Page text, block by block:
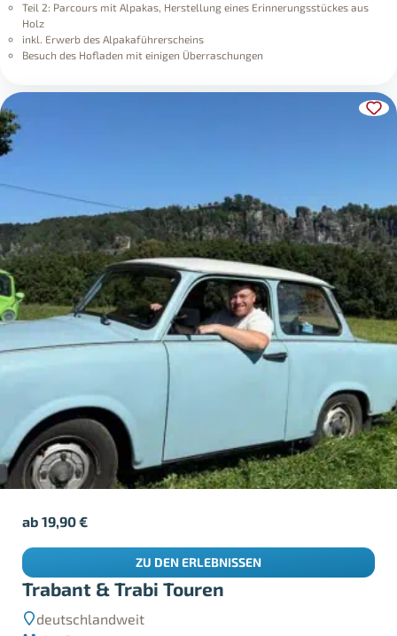
Teil 2: Parcours mit Alpakas, Herstellung eines Erinnerungsstückes aus
Holz
inkl. Erwerb des Alpakaführerscheins
Besuch des Hofladen mit einigen Überraschungen
Trabant & Trabi Touren
deutschlandweit
ab19,90€
ZU DEN ERLEBNISSEN